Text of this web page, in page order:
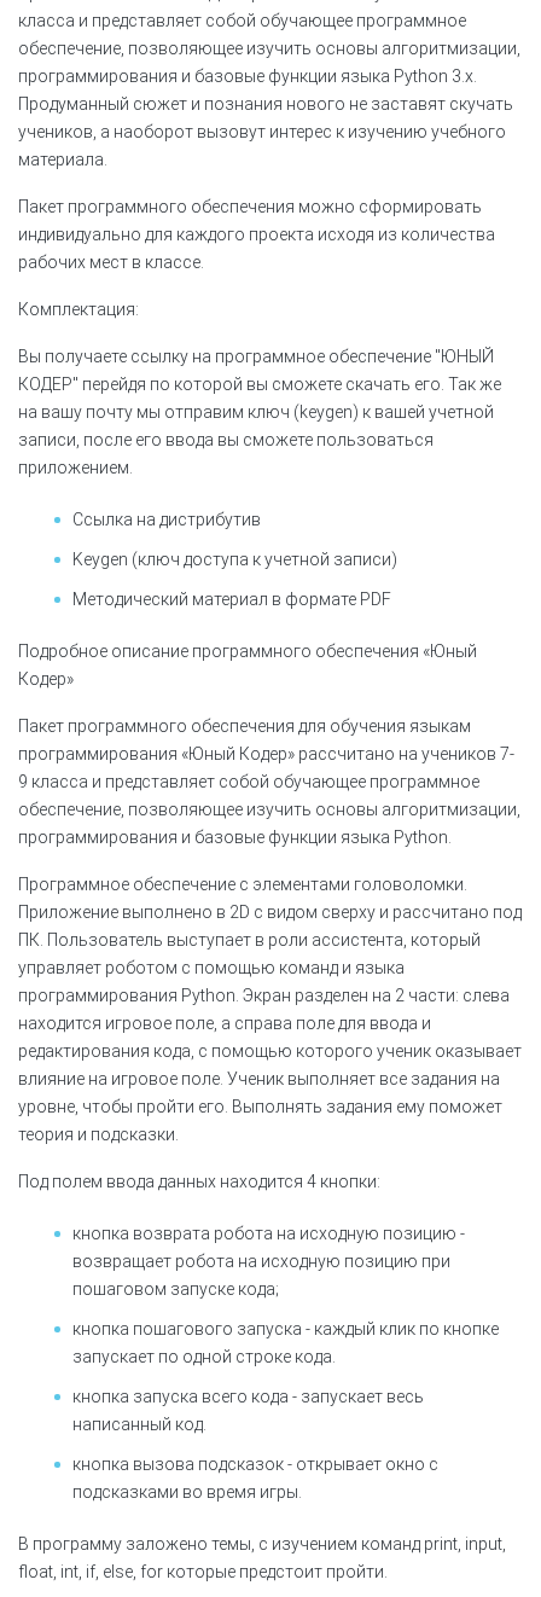
класса и представляет собой обучающее программное
обеспечение, позволяющее изучить основы алгоритмизации,
программирования и базовые функции языка Python 3.х.
Продуманный сюжет и познания нового не заставят скучать
учеников, а наоборот вызовут интерес к изучению учебного
материала.
Пакет программного обеспечения можно сформировать
индивидуально для каждого проекта исходя из количества
рабочих мест в классе.
Комплектация:
Вы получаете ссылку на программное обеспечение "ЮНЫЙ
КОДЕР" перейдя по которой вы сможете скачать его. Так же
на вашу почту мы отправим ключ (keygen) к вашей учетной
записи, после его ввода вы сможете пользоваться
приложением.
Ссылка на дистрибутив
Keygen (ключ доступа к учетной записи)
Методический материал в формате PDF
Подробное описание программного обеспечения «Юный
Кодер»
Пакет программного обеспечения для обучения языкам
программирования «Юный Кодер» рассчитано на учеников 7-
9 класса и представляет собой обучающее программное
обеспечение, позволяющее изучить основы алгоритмизации,
программирования и базовые функции языка Python.
Программное обеспечение с элементами головоломки.
Приложение выполнено в 2D с видом сверху и рассчитано под
ПК. Пользователь выступает в роли ассистента, который
управляет роботом с помощью команд и языка
программирования Python. Экран разделен на 2 части: слева
находится игровое поле, а справа поле для ввода и
редактирования кода, с помощью которого ученик оказывает
влияние на игровое поле. Ученик выполняет все задания на
уровне, чтобы пройти его. Выполнять задания ему поможет
теория и подсказки.
Под полем ввода данных находится 4 кнопки:
кнопка возврата робота на исходную позицию -
возвращает робота на исходную позицию при
пошаговом запуске кода;
кнопка пошагового запуска - каждый клик по кнопке
запускает по одной строке кода.
кнопка запуска всего кода - запускает весь
написанный код.
кнопка вызова подсказок - открывает окно с
подсказками во время игры.
В программу заложено темы, с изучением команд print, input,
float, int, if, else, for которые предстоит пройти.